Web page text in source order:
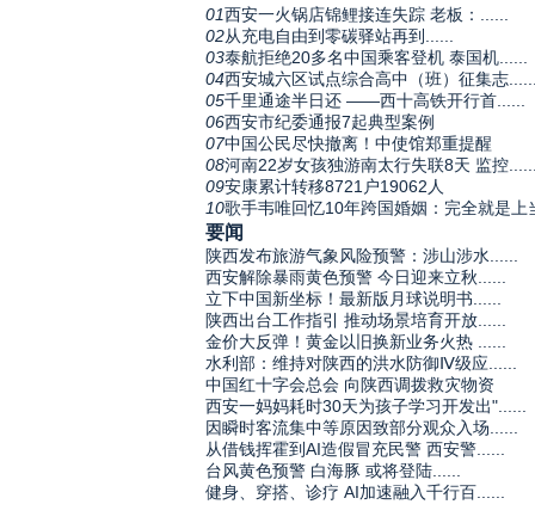
01西安一火锅店锦鲤接连失踪 老板：......
02从充电自由到零碳驿站再到......
03泰航拒绝20多名中国乘客登机 泰国机......
04西安城六区试点综合高中（班）征集志
05千里通途半日还 ——西十高铁开行首......
06西安市纪委通报7起典型案例
07中国公民尽快撤离！中使馆郑重提醒
08河南22岁女孩独游南太行失联8天 监控
09安康累计转移8721户19062人
10歌手韦唯回忆10年跨国婚姻：完全就是上
要闻
陕西发布旅游气象风险预警：涉山涉水......
西安解除暴雨黄色预警 今日迎来立秋......
立下中国新坐标！最新版月球说明书......
陕西出台工作指引 推动场景培育开放......
金价大反弹！黄金以旧换新业务火热 ......
水利部：维持对陕西的洪水防御Ⅳ级应......
中国红十字会总会 向陕西调拨救灾物资
西安一妈妈耗时30天为孩子学习开发出"......
因瞬时客流集中等原因致部分观众入场......
从借钱挥霍到AI造假冒充民警 西安警......
台风黄色预警 白海豚 或将登陆......
健身、穿搭、诊疗 AI加速融入千行百......